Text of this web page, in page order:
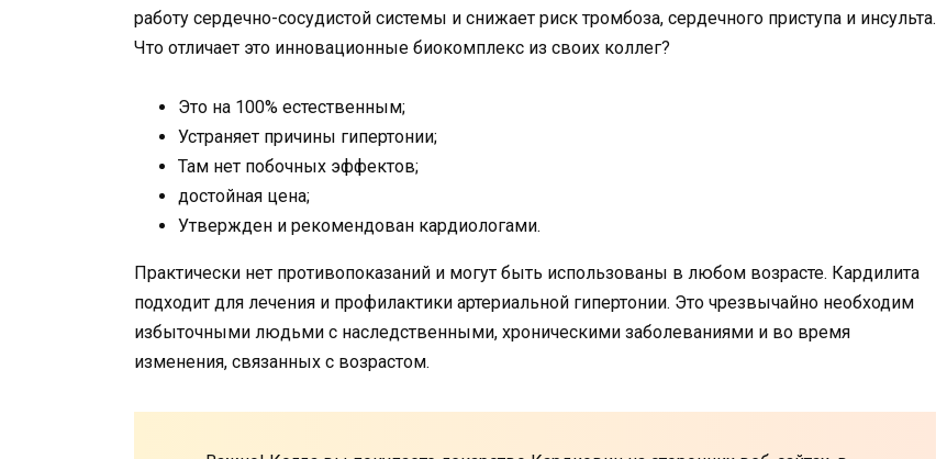
работу сердечно-сосудистой системы и снижает риск тромбоза, сердечного приступа и инсульта.
Что отличает это инновационные биокомплекс из своих коллег?
Это на 100% естественным;
Устраняет причины гипертонии;
Там нет побочных эффектов;
достойная цена;
Утвержден и рекомендован кардиологами.
Практически нет противопоказаний и могут быть использованы в любом возрасте. Кардилита
подходит для лечения и профилактики артериальной гипертонии. Это чрезвычайно необходим
избыточными людьми с наследственными, хроническими заболеваниями и во время
изменения, связанных с возрастом.